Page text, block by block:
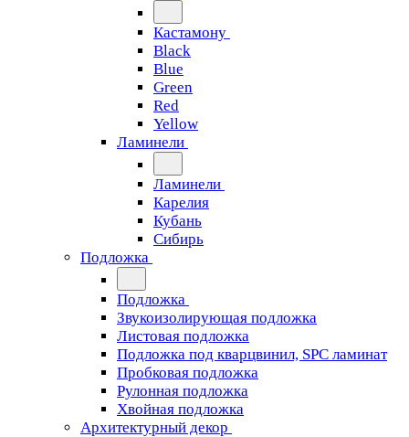
Кастамону
Black
Blue
Green
Red
Yellow
Ламинели
Ламинели
Карелия
Кубань
Сибирь
Подложка
Подложка
Звукоизолирующая подложка
Листовая подложка
Подложка под кварцвинил, SPC ламинат
Пробковая подложка
Рулонная подложка
Хвойная подложка
Архитектурный декор